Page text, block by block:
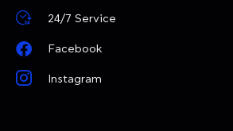
24/7 Service
Facebook
Instagram